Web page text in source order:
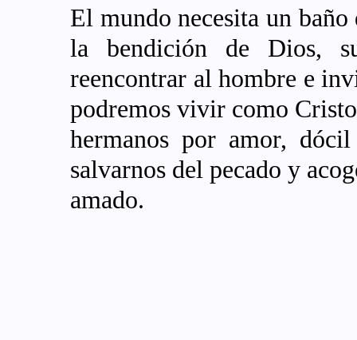
El mundo necesita un
la bendición de Dios,
reencontrar al hombre e
podremos vivir como
hermanos por amor,
salvarnos del pecado y
amado.